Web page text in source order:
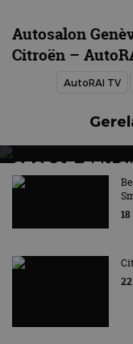
Autosalon
Citroën –
AutoRAI TV
GESPOT: EEN
1995
Voorloper van de